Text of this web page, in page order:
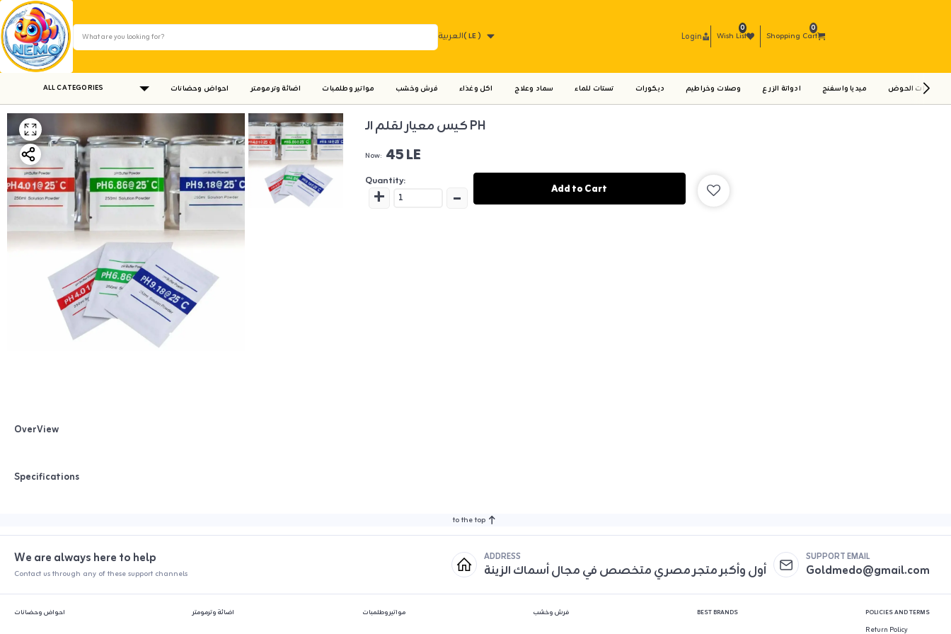
العربية( LE ) Login Wish List
0
Shopping Cart
0
ALL CATEGORIES احواض وحضانات اضائة وترمومتر مواتير وطلمبات فرش وخشب اكل وغذاء سماد وعلاج تستات للماء ديكورات وصلات وخراطيم ادواتة الزرع ميديا واسفنج ادوات الحوض
كيس معيار لقلم الـ PH
Now: 45 LE
Quantity:
+ - Add to Cart
OverView
Specifications
to the top
We are always here to help
Contact us through any of these support channels
ADDRESS
أول وأكبر متجر مصري متخصص في مجال أسماك الزينة
SUPPORT EMAIL
Goldmedo@gmail.com
احواض وحضانات اضائة وترمومتر مواتير وطلمبات فرش وخشب BEST BRANDS POLICIES AND TERMS
Return Policy